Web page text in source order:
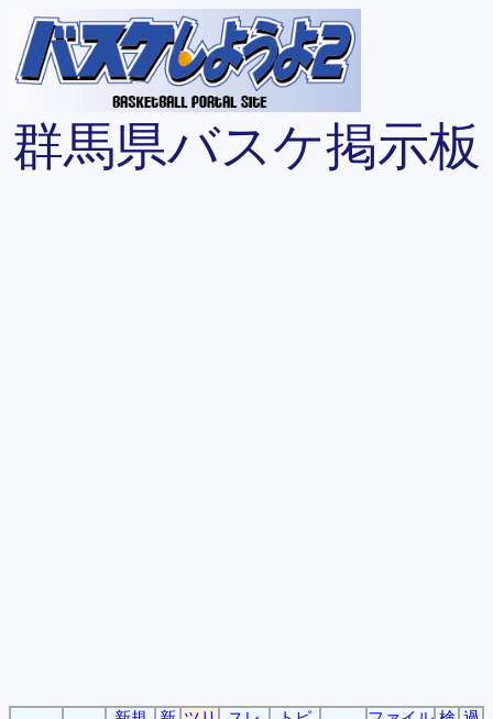
群馬県バスケ掲示板